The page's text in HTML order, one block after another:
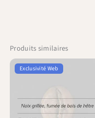
Produits similaires
Exclusivité Web